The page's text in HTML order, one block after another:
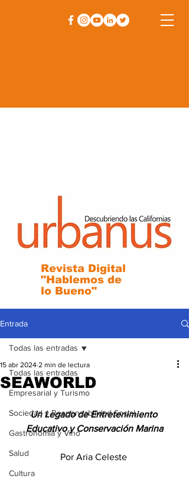
Revista Digital
"Hablemos de
lo Bueno"
Entrada
Todas las entradas
Empresarial y Turismo
Sociedad y Responsabilidad Social
Gastronomia y Vino
Salud
Cultura
Todas las entradas
SEAWORLD
15 abr 2024 2 min de lectura
Un Legado de Entretenimiento
Educativo y Conservación Marina
Por Aria Celeste